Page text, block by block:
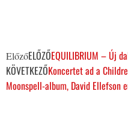
ElőzőELŐZŐEQUILIBRIUM – Új
KÖVETKEZŐKoncertet ad a
Moonspell-album, David Ellefson